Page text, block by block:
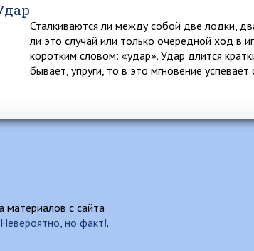
Сталкиваются ли между собой две лодки,
ли это случай или только очередной ход в
коротким словом: «удар». Удар длится
бывает, упруги, то в это мгновение
с сайта
Невероятно, но факт!.